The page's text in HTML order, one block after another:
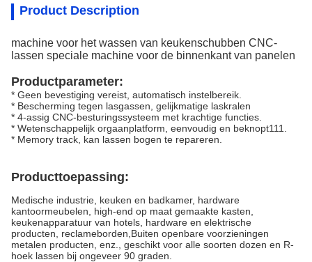
Product Description
machine voor het wassen van keukenschubben CNC-
lassen speciale machine voor de binnenkant van panelen
Productparameter:
* Geen bevestiging vereist, automatisch instelbereik.
* Bescherming tegen lasgassen, gelijkmatige laskralen
* 4-assig CNC-besturingssysteem met krachtige functies.
* Wetenschappelijk orgaanplatform, eenvoudig en beknopt111.
* Memory track, kan lassen bogen te repareren.
Producttoepassing:
Medische industrie, keuken en badkamer, hardware
kantoormeubelen, high-end op maat gemaakte kasten,
keukenapparatuur van hotels, hardware en elektrische
producten, reclameborden,Buiten openbare voorzieningen
metalen producten, enz., geschikt voor alle soorten dozen en R-
hoek lassen bij ongeveer 90 graden.